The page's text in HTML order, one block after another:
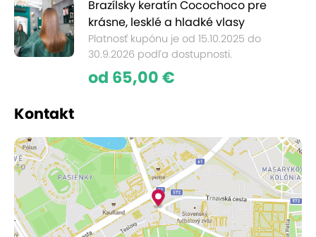
Brazílsky keratín Cocochoco pre
krásne, lesklé a hladké vlasy
Platnosť kupónu je od 15.10.2025 do
30.9.2026 podľa dostupnosti.
od 65,00 €
Kontakt